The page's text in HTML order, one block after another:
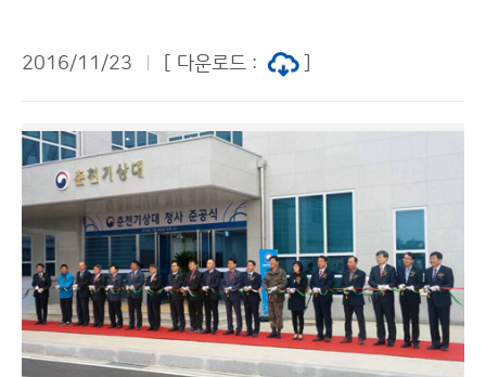
며, 찬 대륙고기압이 확장하면서 기온이 큰 폭으로 떨어질
이 많겠음.
2016/11/23 [ 다운로드 :